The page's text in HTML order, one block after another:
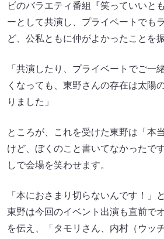
ビのバラエティ番組『笑っていいと
ーとして共演し、プライベートでも
ど、公私ともに仲がよかったことを
「共演したり、プライベートでご一
くなっても、東野さんの存在は太陽
りました」
ところが、これを受けた東野は「本
けど、ぼくのこと書いてなかったで
しで会場を笑わせます。
「本におさまり切らないんです！」
東野は今回のイベント出演も直前で
を伝え、「タモリさん、内村（ウッ